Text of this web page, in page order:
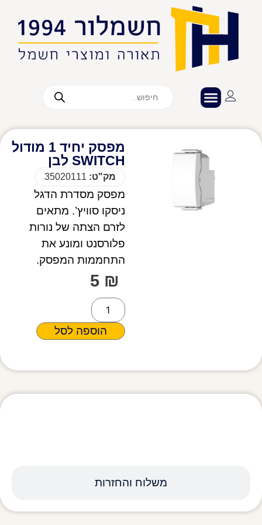
מפסק יחיד 1 מודול
SWITCH לבן
מק"ט: 35020111
מפסק מסדרת הדגל
ניסקו סוויץ’. מתאים
לזרם הצתה של נורות
פלורסנט ומונע את
התחממות המפסק.
5 ₪
הוספה לסל
משלוח והחזרות